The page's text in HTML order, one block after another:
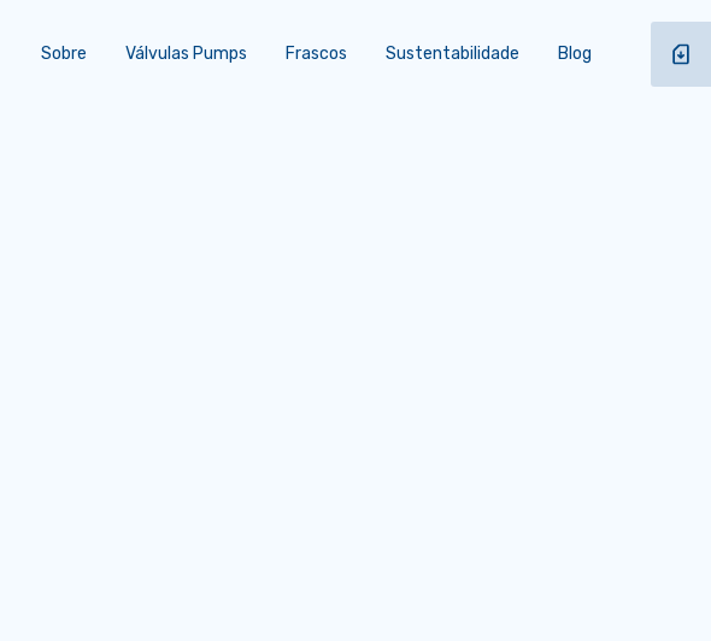
Sobre Válvulas Pumps Frascos Sustentabilidade Blog